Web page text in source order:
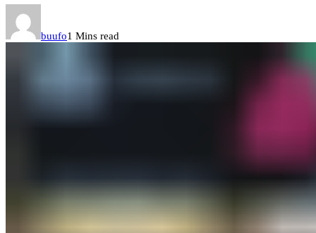
buufo1 Mins read